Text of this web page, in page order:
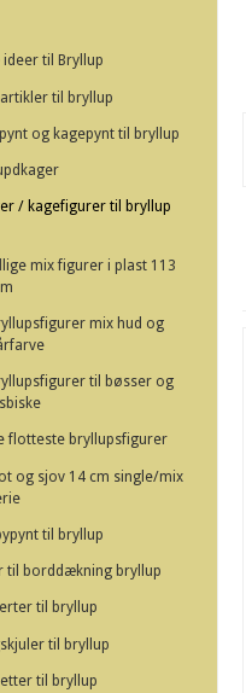
ideer til Bryllup
til bryllup
og kagepynt til bryllup
/ kagefigurer til bryllup
mix figurer i plast 113
mix hud og
til bøsser og
flotteste bryllupsfigurer
og sjov 14 cm single/mix
til bryllup
til borddækning bryllup
til bryllup
til bryllup
til bryllup